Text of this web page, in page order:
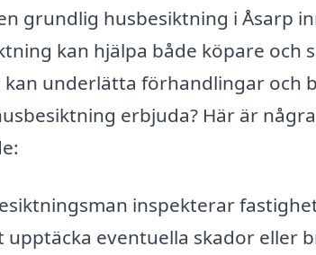
grundlig husbesiktning i Åsarp
kan hjälpa både köpare och
kan underlätta förhandlingar och
erbjuda? Här är
inspekterar
eventuella skador eller